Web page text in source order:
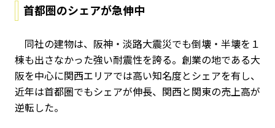
首都圏のシェアが急伸中
同社の建物は、阪神・淡路大震災でも倒壊・半壊を１
棟も出さなかった強い耐震性を誇る。創業の地である大
阪を中心に関西エリアでは高い知名度とシェアを有し、
近年は首都圏でもシェアが伸長、関西と関東の売上高が
逆転した。